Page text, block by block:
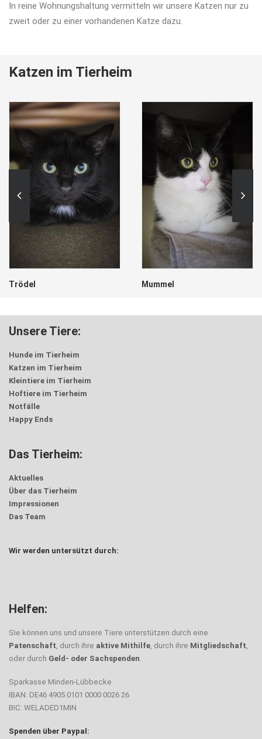
In reine Wohnungshaltung vermitteln wir unsere Katzen nur zu
zweit oder zu einer vorhandenen Katze dazu.
Katzen im Tierheim
Trödel Mummel
Unsere Tiere:
Hunde im Tierheim
Katzen im Tierheim
Kleintiere im Tierheim
Hoftiere im Tierheim
Notfälle
Happy Ends
Das Tierheim:
Aktuelles
Über das Tierheim
Impressionen
Das Team
Wir werden untersützt durch:
Helfen:
Sie können uns und unsere Tiere unterstützen durch eine
Patenschaft, durch ihre aktive Mithilfe, durch ihre Mitgliedschaft,
oder durch Geld- oder Sachspenden.
Sparkasse Minden-Lübbecke
IBAN: DE46 4905 0101 0000 0026 26
BIC: WELADED1MIN
Spenden über Paypal: